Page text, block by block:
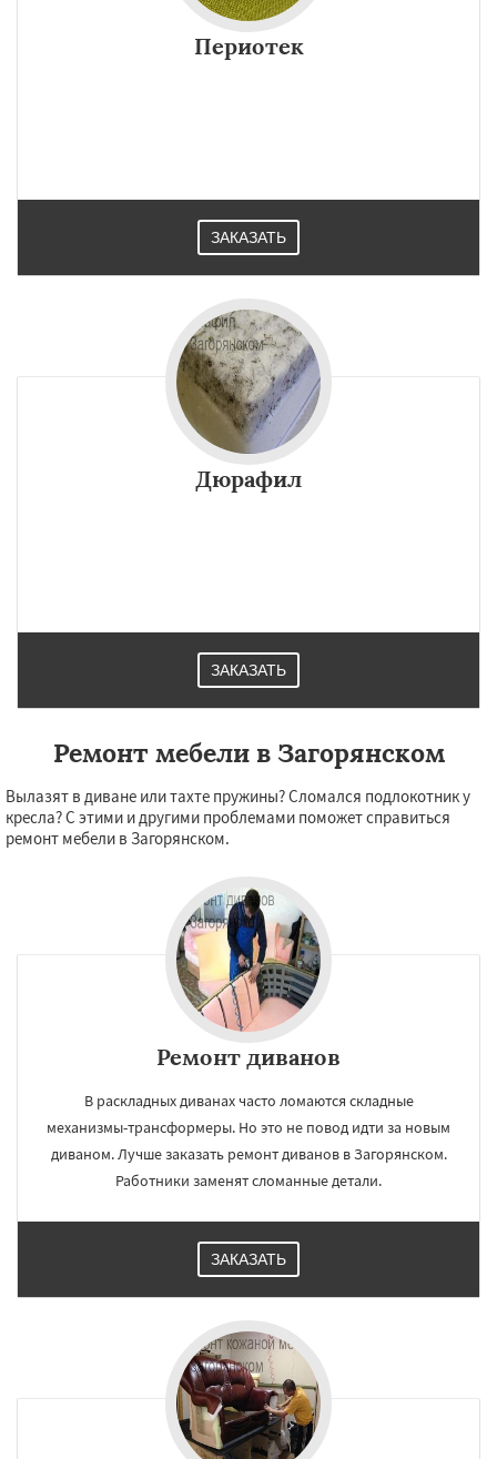
Периотек
ЗАКАЗАТЬ
Дюрафил
ЗАКАЗАТЬ
Ремонт мебели в Загорянском
Вылазят в диване или тахте пружины? Сломался подлокотник у
кресла? С этими и другими проблемами поможет справиться
ремонт мебели в Загорянском.
Ремонт диванов
В раскладных диванах часто ломаются складные
механизмы-трансформеры. Но это не повод идти за новым
диваном. Лучше заказать ремонт диванов в Загорянском.
Работники заменят сломанные детали.
ЗАКАЗАТЬ